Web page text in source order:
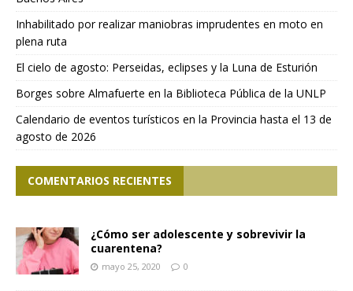
Inhabilitado por realizar maniobras imprudentes en moto en
plena ruta
El cielo de agosto: Perseidas, eclipses y la Luna de Esturión
Borges sobre Almafuerte en la Biblioteca Pública de la UNLP
Calendario de eventos turísticos en la Provincia hasta el 13 de
agosto de 2026
COMENTARIOS RECIENTES
¿Cómo ser adolescente y sobrevivir la
cuarentena?
mayo 25, 2020 0